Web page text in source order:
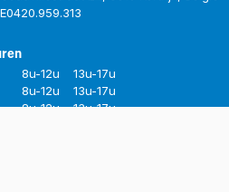
0420.959.313
8u-12u
13u-17u
8u-12u
13u-17u
8u-12u
13u-17u